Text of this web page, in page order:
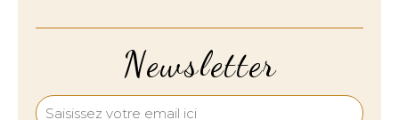
Newsletter